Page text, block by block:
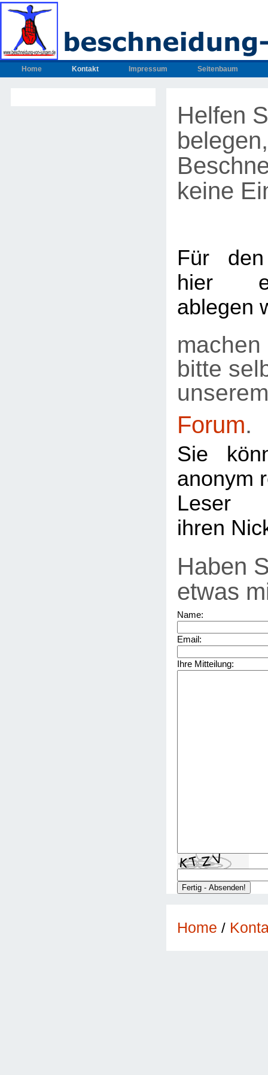
Home Kontakt Impressum Seitenbaum
Helfen
keine
Für den
hier
ablegen
bitte
unserem
Forum.
Sie
anonym
Leser
ihren
Haben
etwas
Name:
Email:
Ihre Mitteilung:
Home /